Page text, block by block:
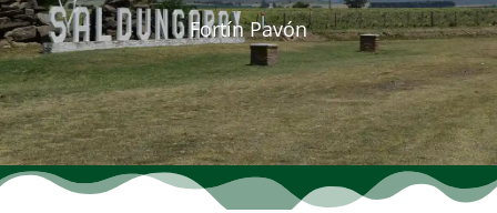
Fortín Pavón